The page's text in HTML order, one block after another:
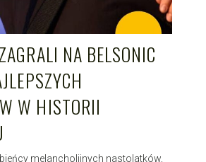
NA BELSONIC
W HISTORII
melancholijnych nastolatków,